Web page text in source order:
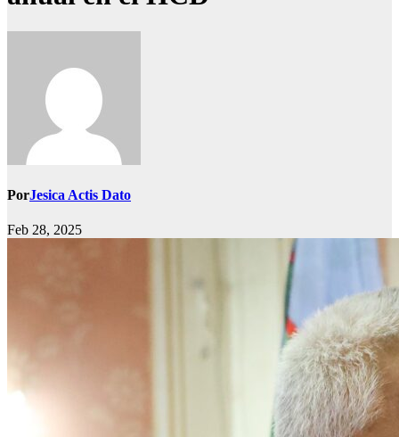
PorJesica Actis Dato
Feb 28, 2025